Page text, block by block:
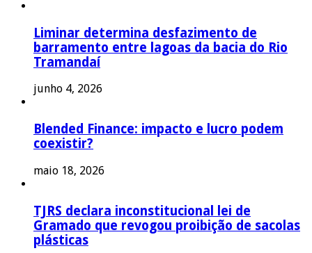
Liminar determina desfazimento de
barramento entre lagoas da bacia do Rio
Tramandaí
junho 4, 2026
Blended Finance: impacto e lucro podem
coexistir?
maio 18, 2026
TJRS declara inconstitucional lei de
Gramado que revogou proibição de sacolas
plásticas